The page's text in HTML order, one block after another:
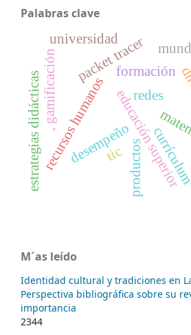
Palabras clave
desempeñoeducación superior
formación
recursos humanos
packet tracer
redes
tic
estrategias didácticas
universidad
productos
, gamificación
M´as leído
Identidad cultural y tradiciones en
Perspectiva bibliográfica sobre su
importancia
2344